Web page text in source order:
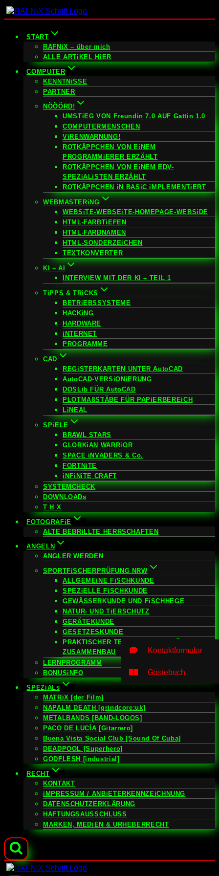
Zum
Inhalt
START
RAFNiX – über mich
ALLE ARTiKEL HiER
COMPUTER
KENNTNiSSE
PARTNER
NÖÖÖRD!
UMSTiEG VON Freundin 7.0 AUF Gattin 1.0
COMPUTERMENSCHEN
ViRENWARNUNG!
ROTKÄPPCHEN VON EiNEM
PROGRAMMiERER ERZÄHLT
ROTKÄPPCHEN VON EiNEM EDV-
SPEZiALiSTEN ERZÄHLT
ROTKÄPPCHEN iN BASiC iMPLEMENTiERT
WEBMASTERiNG
WEBSiTE-WEBSEiTE-HOMEPAGE-WEBSiDE
HTML-FARBTiEFEN
HTML-FARBNAMEN
HTML-SONDERZEiCHEN
TEXTKONVERTER
KI – AI
INTERVIEW MIT DER KI – TEIL 1
TiPPS & TRiCKS
BETRiEBSSYSTEME
HACKiNG
HARDWARE
iNTERNET
PROGRAMME
CAD
REGiSTERKARTEN UNTER AutoCAD
AutoCAD-VERSiONiERUNG
DOSLib FÜR AutoCAD
PLOTMAßSTÄBE FÜR PAPiERBEREiCH
LiNEAL
SPiELE
BRAWL STARS
GLORKiAN WARRiOR
SPACE iNVADERS & Co.
FORTNiTE
iNFiNiTE CRAFT
SYSTEMCHECK
DOWNLOADs
T H X
FOTOGRAFiE
ALTE BEBRiLLTE HERRSCHAFTEN
ANGELN
ANGLER WERDEN
SPORTFiSCHERPRÜFUNG NRW
ALLGEMEiNE FiSCHKUNDE
SPEZiELLE FiSCHKUNDE
GEWÄSSERKUNDE UND FiSCHHEGE
NATUR- UND TiERSCHUTZ
GERÄTEKUNDE
GESETZESKUNDE
PRAKTISCHER TEiL – ANGELGERÄT
ZUSAMMENBAU
LERNPROGRAMM
BONUSiNFO
SPEZiALs
MATRiX [der Film]
NAPALM DEATH [grindcore:uk]
METALBANDS [BAND-LOGOS]
PACO DE LUCÍA [Gitarrero]
Buena Vista Social Club [Sound Of Cuba]
DEADPOOL [Superhero]
GODFLESH [industrial]
RECHT
KONTAKT
iMPRESSUM / ANBiETERKENNZEiCHNUNG
DATENSCHUTZERKLÄRUNG
HAFTUNGSAUSSCHLUSS
MARKEN, MEDiEN & URHEBERRECHT
Kontaktformular
Gästebuch